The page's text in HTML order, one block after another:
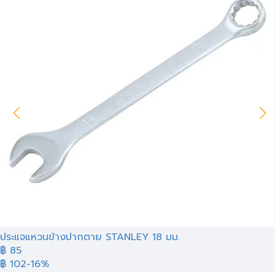
ประแจแหวนข้างปากตาย STANLEY 18 มม.
฿ 85
฿ 102-16%